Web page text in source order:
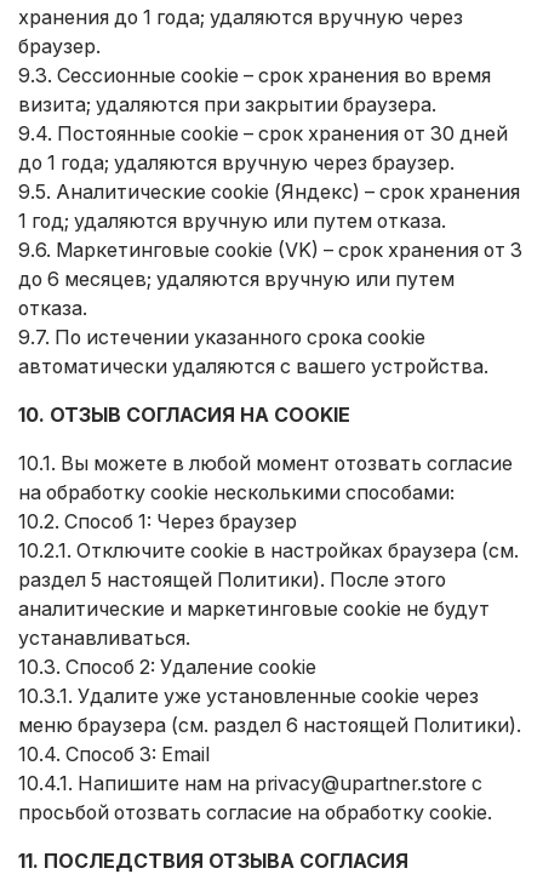
хранения до 1 года; удаляются вручную через
браузер.
9.3. Сессионные cookie – срок хранения во время
визита; удаляются при закрытии браузера.
9.4. Постоянные cookie – срок хранения от 30 дней
до 1 года; удаляются вручную через браузер.
9.5. Аналитические cookie (Яндекс) – срок хранения
1 год; удаляются вручную или путем отказа.
9.6. Маркетинговые cookie (VK) – срок хранения от 3
до 6 месяцев; удаляются вручную или путем
отказа.
9.7. По истечении указанного срока cookie
автоматически удаляются с вашего устройства.
10. ОТЗЫВ СОГЛАСИЯ НА COOKIE
10.1. Вы можете в любой момент отозвать согласие
на обработку cookie несколькими способами:
10.2. Способ 1: Через браузер
10.2.1. Отключите cookie в настройках браузера (см.
раздел 5 настоящей Политики). После этого
аналитические и маркетинговые cookie не будут
устанавливаться.
10.3. Способ 2: Удаление cookie
10.3.1. Удалите уже установленные cookie через
меню браузера (см. раздел 6 настоящей Политики).
10.4. Способ 3: Email
10.4.1. Напишите нам на privacy@upartner.store с
просьбой отозвать согласие на обработку cookie.
11. ПОСЛЕДСТВИЯ ОТЗЫВА СОГЛАСИЯ